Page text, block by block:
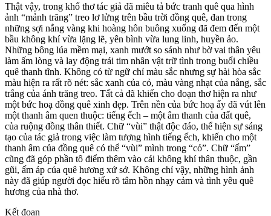
Thật vậy, trong khổ thơ tác giả đã miêu tả bức tranh quê qua hình
ảnh “mảnh trăng” treo lơ lửng trên bầu trời đồng quê, đan trong
những sợi nắng vàng khi hoàng hôn buông xuống đã đem đến một
bầu không khí vừa lặng lẽ, yên bình vừa lung linh, huyền ảo.
Những bông lúa mềm mại, xanh mướt so sánh như bờ vai thân yêu
làm ấm lòng và lay động trái tim nhân vật trữ tình trong buổi chiều
quê thanh tĩnh. Không có từ ngữ chỉ màu sắc nhưng sự hài hòa sắc
màu hiện ra rất rõ nét: sắc xanh của cỏ, màu vàng nhạt của nắng, sắc
trắng của ánh trăng treo. Tất cả đã khiến cho đoạn thơ hiện ra như
một bức hoạ đồng quê xinh đẹp. Trên nền của bức hoạ ấy đã vút lên
một thanh âm quen thuộc: tiếng ếch – một âm thanh của đất quê,
của ruộng đồng thân thiết. Chữ “vùi” thật độc đáo, thể hiện sự sáng
tạo của tác giả trong việc làm tượng hình tiếng ếch, khiến cho một
thanh âm của đồng quê có thể “vùi” mình trong “cỏ”. Chữ “ấm”
cũng đã góp phần tô điểm thêm vào cái không khí thân thuộc, gần
gũi, ấm áp của quê hương xứ sở. Không chỉ vậy, những hình ảnh
này đã giúp người đọc hiểu rõ tâm hồn nhạy cảm và tình yêu quê
hương của nhà thơ.
Kết đoạn